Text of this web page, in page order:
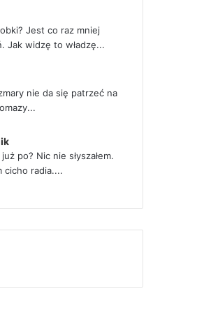
Jest co raz mniej
Jak widzę to władzę...
nie da się patrzeć na
po? Nic nie słyszałem.
cicho radia....